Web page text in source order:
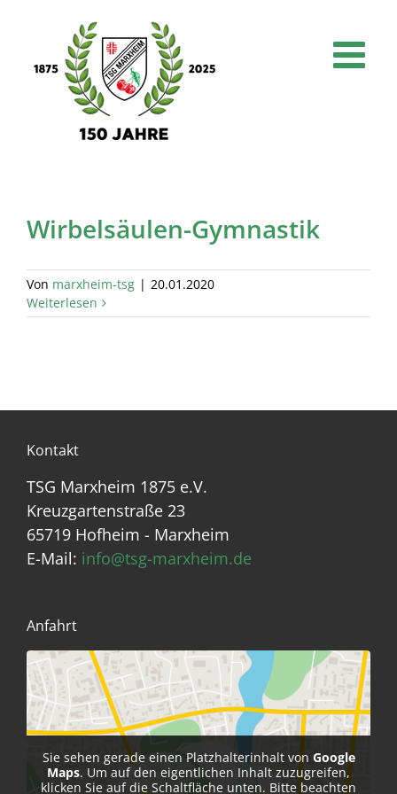
content
Wirbelsäulen-Gymnastik
Von marxheim-tsg | 20.01.2020
Weiterlesen
Kontakt
TSG Marxheim 1875 e.V.
Kreuzgartenstraße 23
65719 Hofheim - Marxheim
E-Mail: info@tsg-marxheim.de
Anfahrt
Sie sehen gerade einen Platzhalterinhalt von Google
Maps. Um auf den eigentlichen Inhalt zuzugreifen,
klicken Sie auf die Schaltfläche unten. Bitte beachten